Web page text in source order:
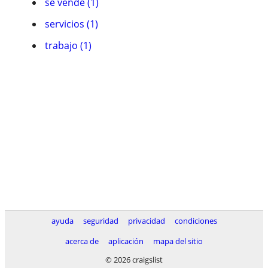
servicios (1)
trabajo (1)
ayuda seguridad privacidad
condiciones
acerca de
aplicación
mapa del sitio
© 2026 craigslist